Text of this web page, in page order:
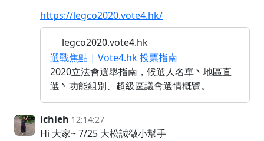
https://legco2020.vote4.hk/
legco2020.vote4.hk
選戰焦點 | Vote4.hk 投票指南
2020立法會選舉指南，候選人名單丶地區直
選丶功能組別、超級區議會選情概覽。
ichieh 12:14:27
Hi 大家~ 7/25 大松誠徵小幫手